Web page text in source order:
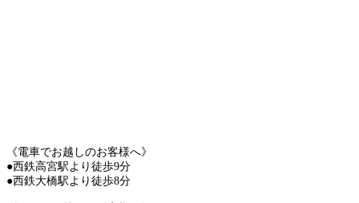
《電車でお越しのお客様へ》
●西鉄高宮駅より徒歩9分
●西鉄大橋駅より徒歩8分